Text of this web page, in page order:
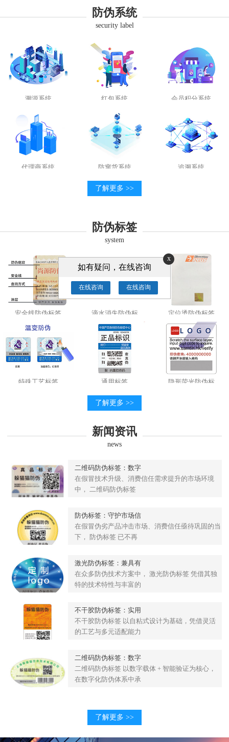
防窜货、追溯系统、商品溯源、防伪系统
security label
溯源系统 红包系统 会员积分系统
代理商系统 防窜货系统 追溯系统
了解更多 >>
防伪标签
system
安全线防伪标签 滴水消失防伪标 定位烫防伪标签
特殊工艺标签 通用标签 隐形荧光防伪标
了解更多 >>
新闻资讯
news
二维码防伪标签：数字
在假冒技术升级、消费信任需求提升的市场环境
中， 二维码防伪标签
防伪标签：守护市场信
在假冒伪劣产品冲击市场、消费信任亟待巩固的当
下， 防伪标签 已不再
激光防伪标签：兼具有
在众多防伪技术方案中， 激光防伪标签 凭借其独
特的技术特性与丰富的
不干胶防伪标签：实用
不干胶防伪标签 以自粘式设计为基础，凭借灵活
的工艺与多元适配能力
二维码防伪标签：数字
二维码防伪标签 以数字载体 + 智能验证为核心，
在数字化防伪体系中承
了解更多 >>
x
如有疑问，在线咨询
在线咨询 在线咨询